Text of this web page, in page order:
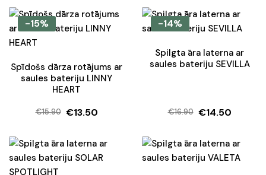
was:
€24.90.
is:
€21.90.
was:
€26.20.
is:
€24.50.
-15%
Spīdošs dārza rotājums ar
saules bateriju LINNY
HEART
€15.90
Original
was:
€15.90.
€13.50
Current
is:
€13.50.
-14%
Spilgta āra laterna ar
saules bateriju SEVILLA
€16.90
Original
was:
€16.90.
€14.50
Current
is:
€14.50.